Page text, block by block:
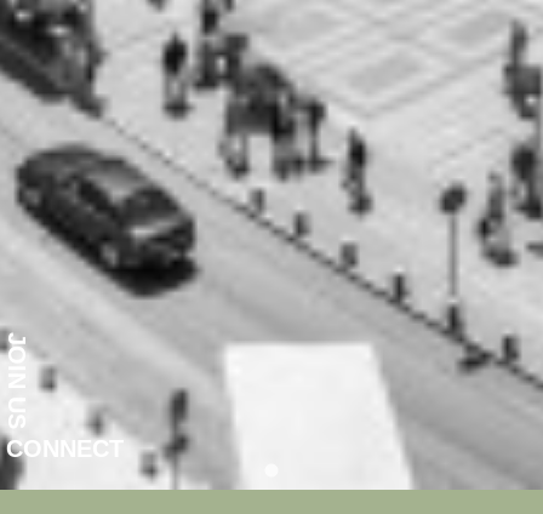
CONNECT
JOIN US